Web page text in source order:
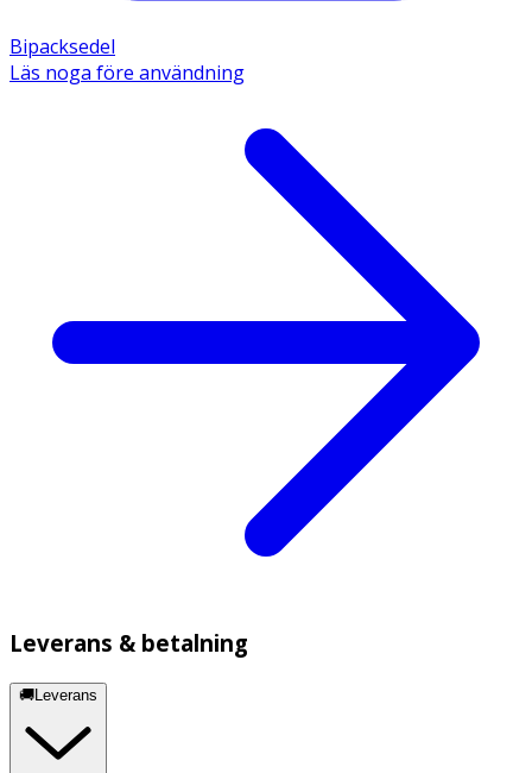
Bipacksedel
Läs noga före användning
Leverans & betalning
🚚Leverans